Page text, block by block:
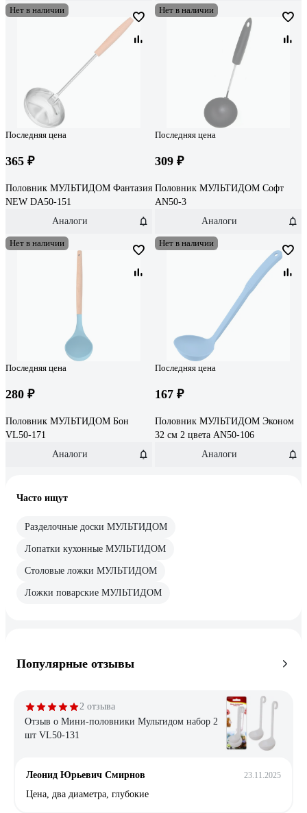
Нет в наличии
Последняя цена
365 ₽
Половник МУЛЬТИДОМ Фантазия
NEW DA50-151
Аналоги
Нет в наличии
Последняя цена
309 ₽
Половник МУЛЬТИДОМ Софт
AN50-3
Аналоги
Нет в наличии
Последняя цена
280 ₽
Половник МУЛЬТИДОМ Бон
VL50-171
Аналоги
Нет в наличии
Последняя цена
167 ₽
Половник МУЛЬТИДОМ Эконом
32 см 2 цвета AN50-106
Аналоги
Часто ищут
Разделочные доски МУЛЬТИДОМ
Лопатки кухонные МУЛЬТИДОМ
Столовые ложки МУЛЬТИДОМ
Ложки поварские МУЛЬТИДОМ
Популярные отзывы
2 отзыва
Отзыв о Мини-половники Мультидом набор 2
шт VL50-131
Леонид Юрьевич Смирнов 23.11.2025
Цена, два диаметра, глубокие